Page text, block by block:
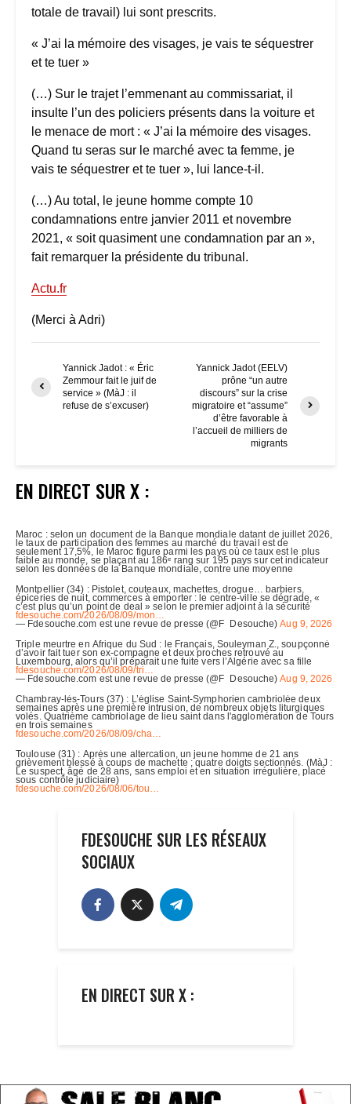
totale de travail) lui sont prescrits.
« J’ai la mémoire des visages, je vais te séquestrer
et te tuer »
(…) Sur le trajet l’emmenant au commissariat, il
insulte l’un des policiers présents dans la voiture et
le menace de mort : « J’ai la mémoire des visages.
Quand tu seras sur le marché avec ta femme, je
vais te séquestrer et te tuer », lui lance-t-il.
(…) Au total, le jeune homme compte 10
condamnations entre janvier 2011 et novembre
2021, « soit quasiment une condamnation par an »,
fait remarquer la présidente du tribunal.
Actu.fr
(Merci à Adri)
Yannick Jadot : « Éric
Zemmour fait le juif de
service » (MàJ : il
refuse de s’excuser)
Yannick Jadot (EELV)
prône “un autre
discours” sur la crise
migratoire et “assume”
d’être favorable à
l’accueil de milliers de
migrants
EN DIRECT SUR X :
FDESOUCHE SUR LES RÉSEAUX
SOCIAUX
EN DIRECT SUR X :